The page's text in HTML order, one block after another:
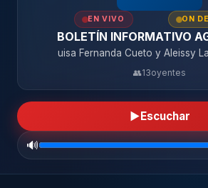
EN VIVO ON
BOLETÍN INFORMATIVO
uisa Fernanda Cueto y Aleissy
👥13oyentes
▶Escuchar
🔊